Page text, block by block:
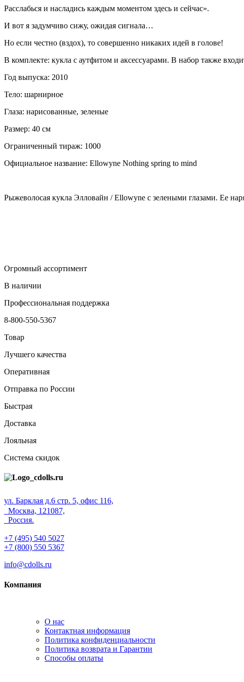
Расслабься и насладись каждым моментом здесь и сейчас».
И вот я задумчиво сижу, ожидая сигнала…
Но если честно (вздох), то совершенно никаких идей в голове!
В комплекте: кукла с аутфитом и аксессуарами. В набор также
Год выпуска: 2010
Тело: шарнирное
Глаза: нарисованные, зеленые
Размер: 40 см
Ограниченный тираж: 1000
Официальное название: Ellowyne Nothing spring to mind
Рыжеволосая кукла Элловайн / Ellowyne с зелеными глазами. Ее
Огромный ассортимент
В наличии
Профессиональная поддержка
8-800-550-5367
Товар
Лучшего качества
Оперативная
Отправка по России
Быстрая
Доставка
Лояльная
Система скидок
ул. Барклая д.6 стр. 5, офис 116,
Москва, 121087,
Россия.
+7 (495) 540 5027
+7 (800) 550 5367
info@cdolls.ru
Компания
О нас
Контактная информация
Политика конфиденциальности
Политика возврата и Гарантии
Способы оплаты